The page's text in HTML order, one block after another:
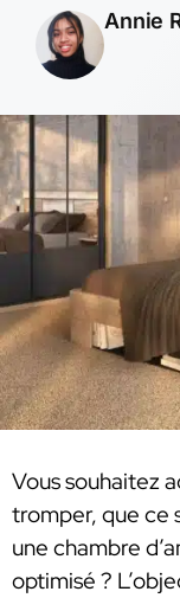
Annie
Vous souhaitez
tromper, que ce
une chambre
optimisé ?